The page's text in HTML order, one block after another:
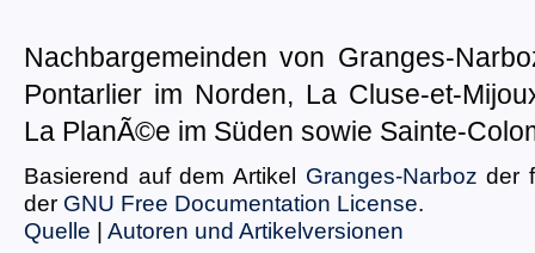
Nachbargemeinden von Granges-
Pontarlier im Norden, La Cluse-et-
La PlanÃ©e im Süden sowie Sainte-
Basierend auf dem Artikel Granges-Narboz der
der GNU Free Documentation License.
Quelle | Autoren und Artikelversionen